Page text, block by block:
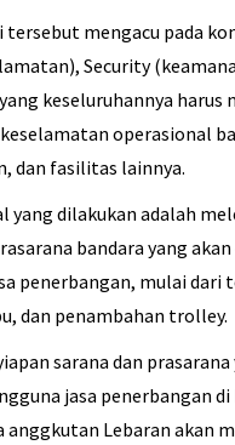
tersebut mengacu pada
Security
keseluruhannya harus
operasional
dan fasilitas lainnya.
yang dilakukan adalah
bandara yang
penerbangan, mulai
dan penambahan trolley.
sarana dan
jasa penerbangan
anggkutan Lebaran akan